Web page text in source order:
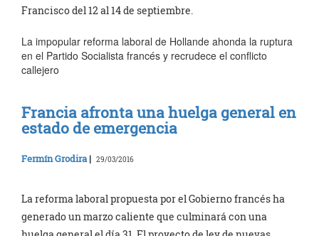
Francisco del 12 al 14 de septiembre.
La impopular reforma laboral de Hollande ahonda la ruptura
en el Partido Socialista francés y recrudece el conflicto
callejero
Francia afronta una huelga general en
estado de emergencia
Fermín Grodira| 29/03/2016
La reforma laboral propuesta por el Gobierno francés ha
generado un marzo caliente que culminará con una